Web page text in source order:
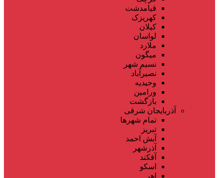
قیامدشت
کهریزک
کیلان
لواسان
ملارد
میگون
نسیم شهر
نصیرآباد
وحیدیه
ورامین
بازگشت
آذربایجان شرقی
تمام شهر‌ها
تبریز
آبش احمد
آذرشهر
آقکند
اسکو
اهر